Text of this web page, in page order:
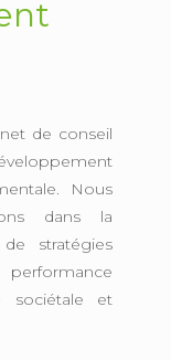
de conseil
Nous
dans la
stratégies
sociétale et